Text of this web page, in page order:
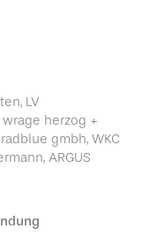
LV
herzog +
gmbh, WKC
ARGUS